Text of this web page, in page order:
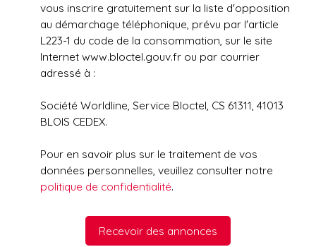
vous inscrire gratuitement sur la liste d'opposition
au démarchage téléphonique, prévu par l'article
L223-1 du code de la consommation, sur le site
Internet www.bloctel.gouv.fr ou par courrier
adressé à :
Société Worldline, Service Bloctel, CS 61311, 41013
BLOIS CEDEX.
Pour en savoir plus sur le traitement de vos
données personnelles, veuillez consulter notre
politique de confidentialité.
Recevoir des annonces